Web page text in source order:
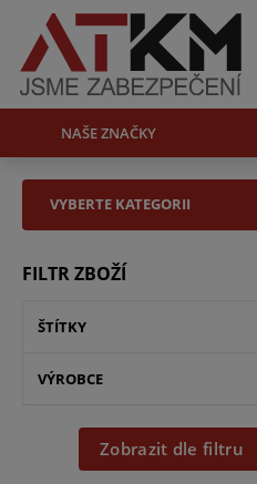
NAŠE ZNAČKY
VYBERTE KATEGORII
FILTR ZBOŽÍ
ŠTÍTKY
VÝROBCE
Zobrazit dle filtru